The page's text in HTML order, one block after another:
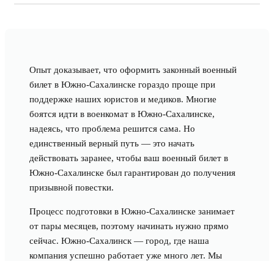
Опыт доказывает, что оформить законный военный
билет в Южно-Сахалинске гораздо проще при
поддержке наших юристов и медиков. Многие
боятся идти в военкомат в Южно-Сахалинске,
надеясь, что проблема решится сама. Но
единственный верный путь — это начать
действовать заранее, чтобы ваш военный билет в
Южно-Сахалинске был гарантирован до получения
призывной повестки.
Процесс подготовки в Южно-Сахалинске занимает
от пары месяцев, поэтому начинать нужно прямо
сейчас. Южно-Сахалинск — город, где наша
компания успешно работает уже много лет. Мы